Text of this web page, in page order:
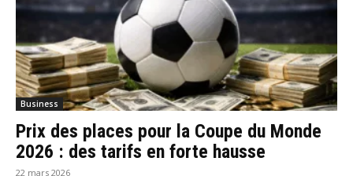
Business
Prix des places pour la Coupe du Monde
2026 : des tarifs en forte hausse
22 mars 2026